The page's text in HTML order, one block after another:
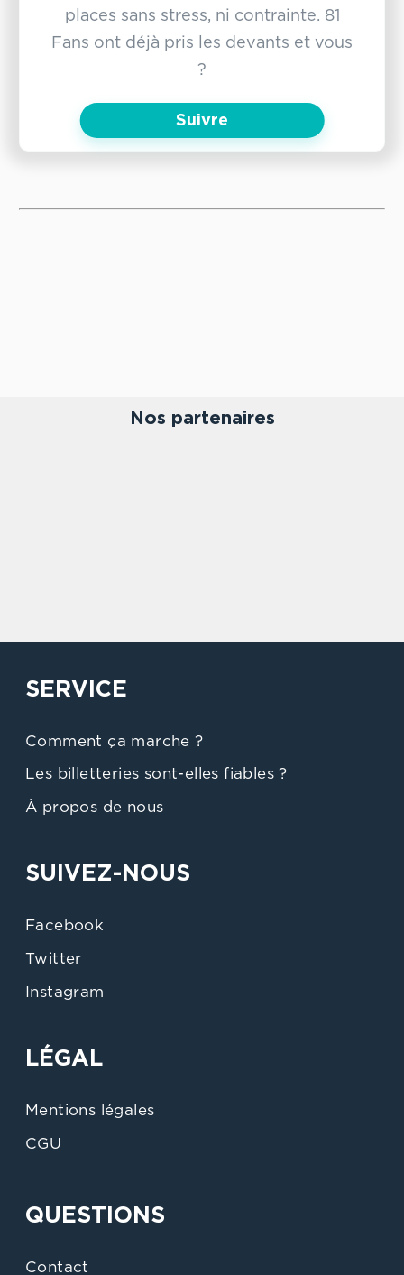
places sans stress, ni contrainte. 81
Fans ont déjà pris les devants et vous
?
Suivre
Nos partenaires
SERVICE
Comment ça marche ?
Les billetteries sont-elles fiables ?
À propos de nous
SUIVEZ-NOUS
Facebook
Twitter
Instagram
LÉGAL
Mentions légales
CGU
QUESTIONS
Contact